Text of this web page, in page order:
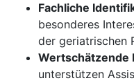
Fachliche
besonderes
der geriatrischen
Wertschätzende
unterstützen